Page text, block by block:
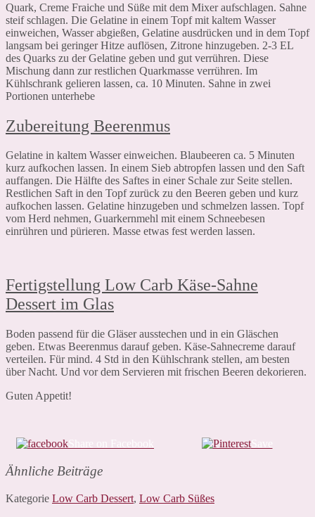
Quark, Creme Fraiche und Süße mit dem Mixer aufschlagen. Sahne
steif schlagen. Die Gelatine in einem Topf mit kaltem Wasser
einweichen, Wasser abgießen, Gelatine ausdrücken und in dem Topf
langsam bei geringer Hitze auflösen, Zitrone hinzugeben. 2-3 EL
des Quarks zu der Gelatine geben und gut verrühren. Diese
Mischung dann zur restlichen Quarkmasse verrühren. Im
Kühlschrank gelieren lassen, ca. 10 Minuten. Sahne in zwei
Portionen unterhebe
Zubereitung Beerenmus
Gelatine in kaltem Wasser einweichen. Blaubeeren ca. 5 Minuten
kurz aufkochen lassen. In einem Sieb abtropfen lassen und den Saft
auffangen. Die Hälfte des Saftes in einer Schale zur Seite stellen.
Restlichen Saft in den Topf zurück zu den Beeren geben und kurz
aufkochen lassen. Gelatine hinzugeben und schmelzen lassen. Topf
vom Herd nehmen, Guarkernmehl mit einem Schneebesen
einrühren und pürieren. Masse etwas fest werden lassen.
Fertigstellung Low Carb Käse-Sahne
Dessert im Glas
Boden passend für die Gläser ausstechen und in ein Gläschen
geben. Etwas Beerenmus darauf geben. Käse-Sahnecreme darauf
verteilen. Für mind. 4 Std in den Kühlschrank stellen, am besten
über Nacht. Und vor dem Servieren mit frischen Beeren dekorieren.
Guten Appetit!
Save
Ähnliche Beiträge
Kategorie Low Carb Dessert, Low Carb Süßes